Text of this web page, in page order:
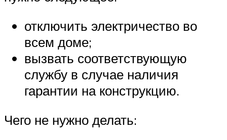
отключить электричество во
всем доме;
вызвать соответствующую
службу в случае наличия
гарантии на конструкцию.
Чего не нужно делать: